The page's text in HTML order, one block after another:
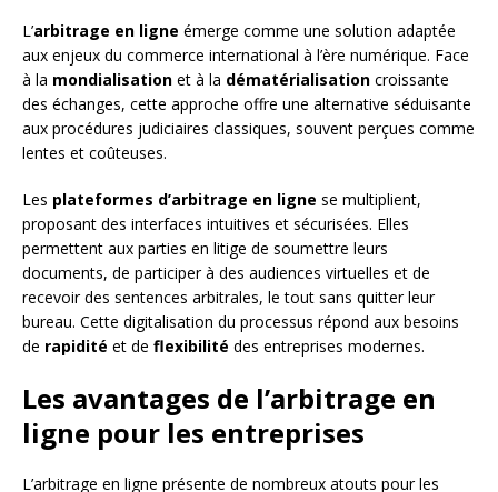
L’arbitrage en ligne émerge comme une solution adaptée
aux enjeux du commerce international à l’ère numérique. Face
à la mondialisation et à la dématérialisation croissante
des échanges, cette approche offre une alternative séduisante
aux procédures judiciaires classiques, souvent perçues comme
lentes et coûteuses.
Les plateformes d’arbitrage en ligne se multiplient,
proposant des interfaces intuitives et sécurisées. Elles
permettent aux parties en litige de soumettre leurs
documents, de participer à des audiences virtuelles et de
recevoir des sentences arbitrales, le tout sans quitter leur
bureau. Cette digitalisation du processus répond aux besoins
de rapidité et de flexibilité des entreprises modernes.
Les avantages de l’arbitrage en
ligne pour les entreprises
L’arbitrage en ligne présente de nombreux atouts pour les